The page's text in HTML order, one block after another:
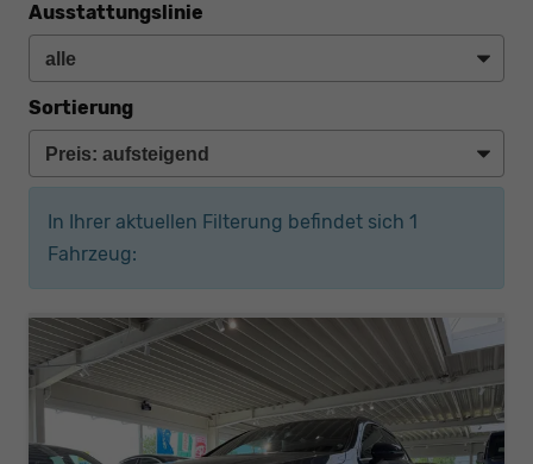
Ausstattungslinie
Sortierung
In Ihrer aktuellen Filterung befindet sich 1
Fahrzeug: